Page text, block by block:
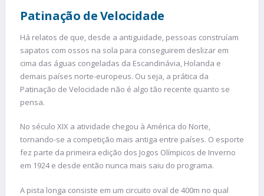
Patinação de Velocidade
Há relatos de que, desde a antiguidade, pessoas construíam
sapatos com ossos na sola para conseguirem deslizar em
cima das águas congeladas da Escandinávia, Holanda e
demais países norte-europeus. Ou seja, a prática da
Patinação de Velocidade não é algo tão recente quanto se
pensa.
No século XIX a atividade chegou à América do Norte,
tornando-se a competição mais antiga entre países. O esporte
fez parte da primeira edição dos Jogos Olímpicos de Inverno
em 1924 e desde então nunca mais saiu do programa.
A pista longa consiste em um circuito oval de 400m no qual